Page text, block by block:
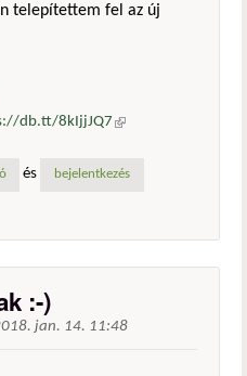
telepítettem fel az új
db.tt/8kIjjJQ7 (külső
és bejelentkezés
:-)
jan. 14. 11:48